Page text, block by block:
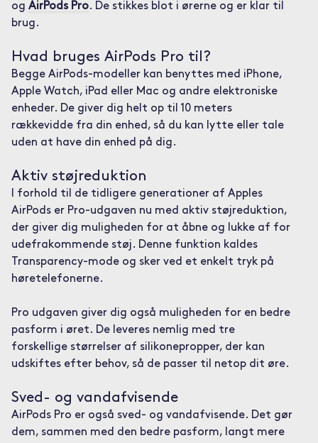
og AirPods Pro. De stikkes blot i ørerne og er klar til
brug.
Hvad bruges AirPods Pro til?
Begge AirPods-modeller kan benyttes med iPhone,
Apple Watch, iPad eller Mac og andre elektroniske
enheder. De giver dig helt op til 10 meters
rækkevidde fra din enhed, så du kan lytte eller tale
uden at have din enhed på dig.
Aktiv støjreduktion
I forhold til de tidligere generationer af Apples
AirPods er Pro-udgaven nu med aktiv støjreduktion,
der giver dig muligheden for at åbne og lukke af for
udefrakommende støj. Denne funktion kaldes
Transparency-mode og sker ved et enkelt tryk på
høretelefonerne.
Pro udgaven giver dig også muligheden for en bedre
pasform i øret. De leveres nemlig med tre
forskellige størrelser af silikonepropper, der kan
udskiftes efter behov, så de passer til netop dit øre.
Sved- og vandafvisende
AirPods Pro er også sved- og vandafvisende. Det gør
dem, sammen med den bedre pasform, langt mere